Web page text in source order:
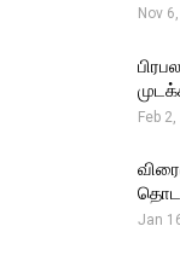
Nov
Feb
Jan